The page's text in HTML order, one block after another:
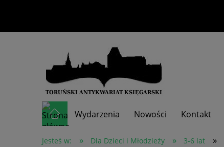
Wydarzenia Nowości Kontakt
Skup książek
Jesteś w: » Dla Dzieci i Młodzieży » 3-6 lat »